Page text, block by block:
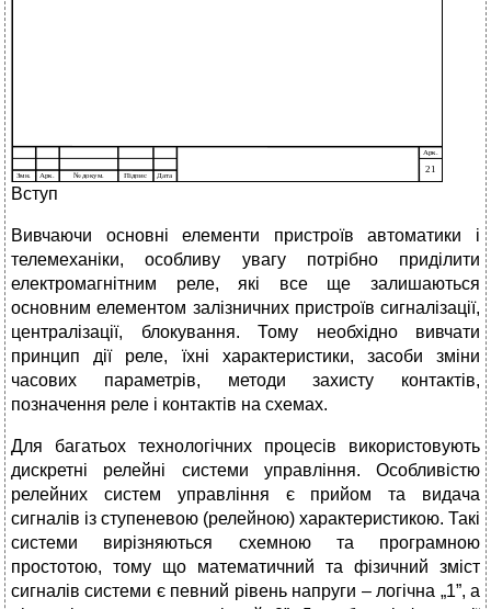
Вступ
Вивчаючи основні елементи пристроїв автоматики і
телемеханіки, особливу увагу потрібно приділити
електромагнітним реле, які все ще залишаються
основним елементом залізничних пристроїв сигналізації,
централізації, блокування. Тому необхідно вивчати
принцип дії реле, їхні характеристики, засоби зміни
часових параметрів, методи захисту контактів,
позначення реле і контактів на схемах.
Для багатьох технологічних процесів використовують
дискретні релейні системи управління. Особливістю
релейних систем управління є прийом та видача
сигналів із ступеневою (релейною) характеристикою. Такі
системи вирізняються схемною та програмною
простотою, тому що математичний та фізичний зміст
сигналів системи є певний рівень напруги – логічна „1”, а